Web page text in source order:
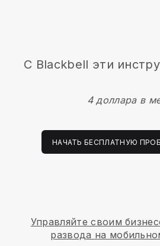
С Blackbell эти
4 доллара в
НАЧАТЬ БЕСПЛАТНУЮ
Управляйте своим
развода на